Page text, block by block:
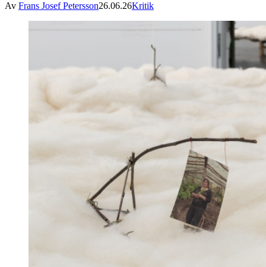
Av Frans Josef Petersson26.06.26Kritik